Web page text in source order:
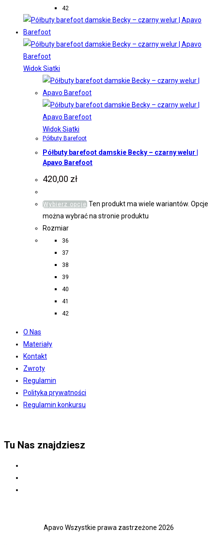
42
Widok Siatki
Widok Siatki
Półbuty Barefoot
Półbuty barefoot damskie Becky – czarny welur |
Apavo Barefoot
420,00 zł
Wybierz opcje Ten produkt ma wiele wariantów. Opcje
można wybrać na stronie produktu
Rozmiar
36
37
38
39
40
41
42
O Nas
Materiały
Kontakt
Zwroty
Regulamin
Polityka prywatności
Regulamin konkursu
Tu Nas znajdziesz
Apavo Wszystkie prawa zastrzeżone 2026